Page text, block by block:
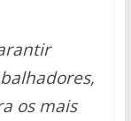
os mais